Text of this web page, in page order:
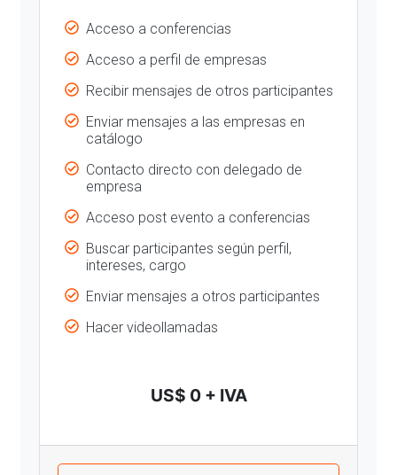
Acceso a conferencias
Acceso a perfil de empresas
Recibir mensajes de otros participantes
Enviar mensajes a las empresas en
catálogo
Contacto directo con delegado de
empresa
Acceso post evento a conferencias
Buscar participantes según perfil,
intereses, cargo
Enviar mensajes a otros participantes
Hacer videollamadas
US$ 0 + IVA